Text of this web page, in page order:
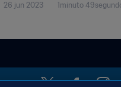
26 jun 2023 1minuto